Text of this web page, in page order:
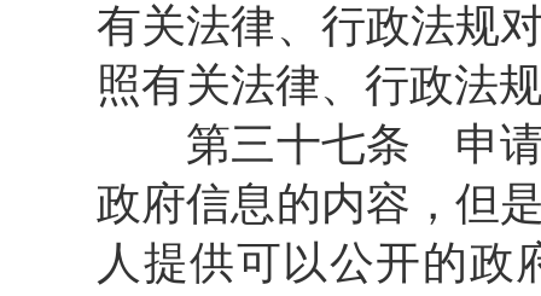
有关法律、行政法规
照有关法律、行政法
第三十七条 申请
政府信息的内容，但
人提供可以公开的政